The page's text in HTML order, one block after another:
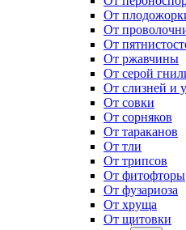
От
От
От
От ржавчины
От серой
От слизней и
От совки
От сорняков
От тараканов
От тли
От трипсов
От фитофторы
От фузариоза
От хруща
От щитовки